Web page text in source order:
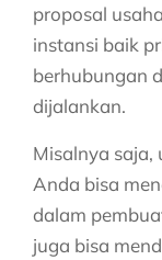
proposal
instansi baik
berhubungan
dijalankan.
Misalnya saja,
Anda bisa
dalam
juga bisa